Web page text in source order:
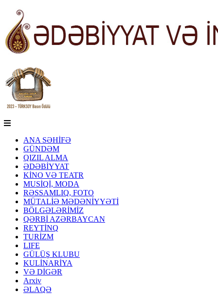
ANA SƏHİFƏ
GÜNDƏM
QIZIL ALMA
ƏDƏBİYYAT
KİNO VƏ TEATR
MUSİQİ, MODA
RƏSSAMLIQ, FOTO
MÜTALİƏ MƏDƏNİYYƏTİ
BÖLGƏLƏRİMİZ
QƏRBİ AZƏRBAYCAN
REYTİNQ
TURİZM
LIFE
GÜLÜŞ KLUBU
KULİNARİYA
VƏ DİGƏR
Arxiv
ƏLAQƏ